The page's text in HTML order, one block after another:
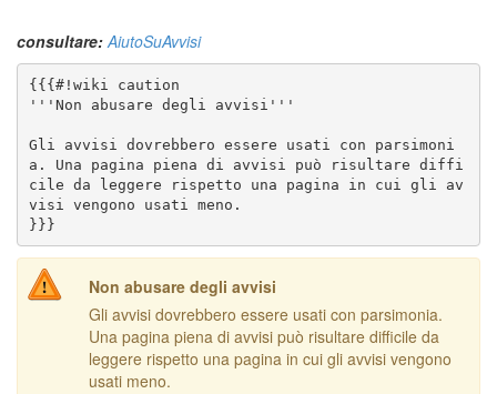
consultare: AiutoSuAvvisi
Gli avvisi dovrebbero essere usati con parsimoni
a. Una pagina piena di avvisi può risultare diffi
cile da leggere rispetto una pagina in cui gli av
}}}
Non abusare degli avvisi
Gli avvisi dovrebbero essere usati con parsimonia.
Una pagina piena di avvisi può risultare difficile da
leggere rispetto una pagina in cui gli avvisi vengono
usati meno.